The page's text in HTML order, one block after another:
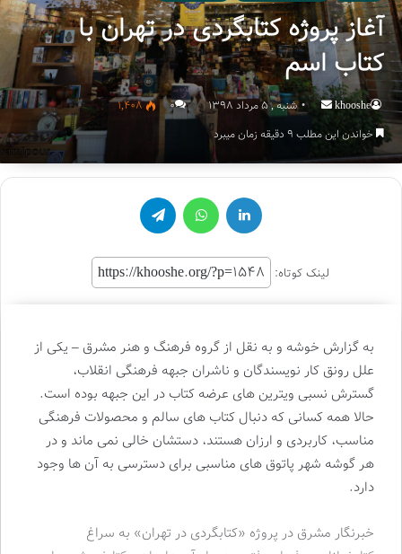
آغاز پروژه کتابگردی در تهران با
کتاب اسم
khooshe
Send
an
شنبه , 5 مرداد 1398 ۰
1,408
خواندن این مطلب 9 دقیقه زمان میبرد
لینکدین واتس آپ تلگرام
لینک کوتاه:
به گزارش خوشه و به نقل از گروه فرهنگ و هنر مشرق – یکی از
علل رونق کار نویسندگان و ناشران جبهه فرهنگی انقلاب،
گسترش نسبی ویترین های عرضه کتاب در این جبهه بوده است.
حالا همه کسانی که دنبال کتاب های سالم و محصولات فرهنگی
مناسب، کاربردی و ارزان هستند، دستشان خالی نمی ماند و در
هر گوشه شهر پاتوق های مناسبی برای دسترسی به آن ها وجود
دارد.
خبرنگار مشرق در پروژه «کتابگردی در تهران» به سراغ